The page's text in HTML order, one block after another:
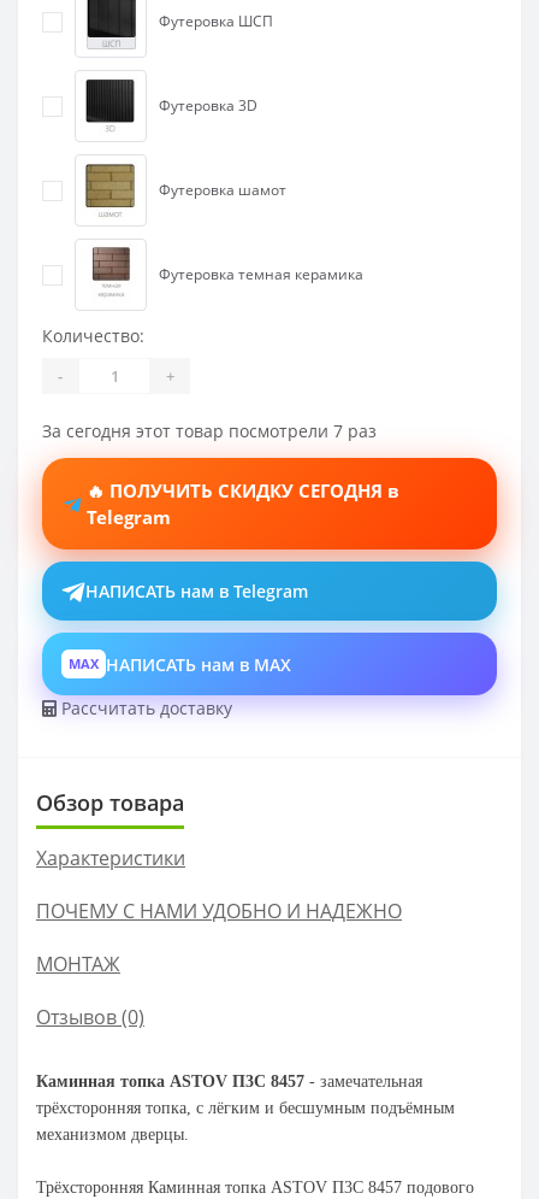
Футеровка ШСП
Футеровка 3D
Футеровка шамот
Футеровка темная керамика
Количество:
- +
За сегодня этот товар посмотрели 7 раз
🔥 ПОЛУЧИТЬ СКИДКУ СЕГОДНЯ в
Telegram
НАПИСАТЬ нам в Telegram
MAX НАПИСАТЬ нам в MAX
Рассчитать доставку
Обзор товара
Характеристики
ПОЧЕМУ С НАМИ УДОБНО И НАДЕЖНО
МОНТАЖ
Отзывов (0)
Каминная топка ASTOV П3С 8457 - замечательная
трёхсторонняя топка, с лёгким и бесшумным подъёмным
механизмом дверцы.
Трёхсторонняя Каминная топка ASTOV П3С 8457 подового